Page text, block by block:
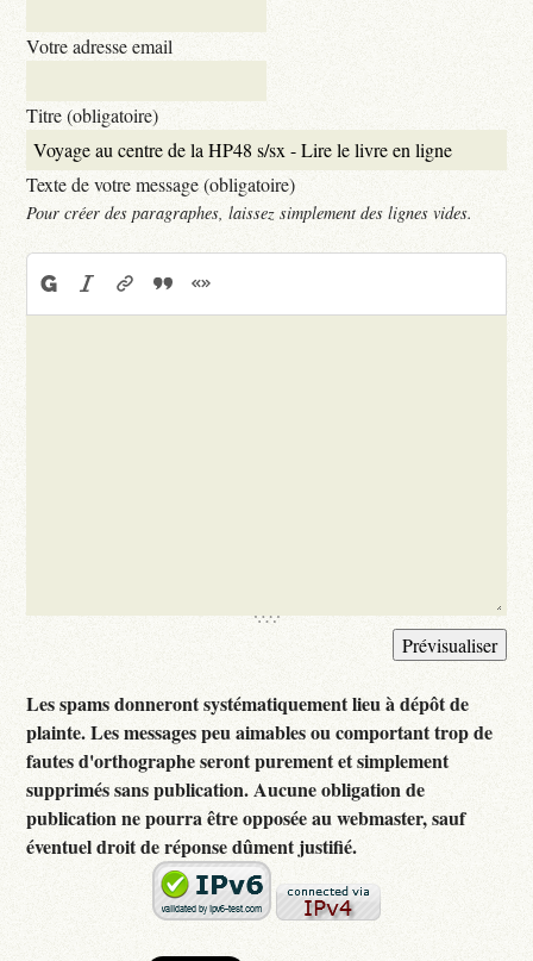
Votre adresse email
Titre (obligatoire)
Texte de votre message (obligatoire)
Pour créer des paragraphes, laissez simplement des lignes vides.
Les spams donneront systématiquement lieu à dépôt de
plainte. Les messages peu aimables ou comportant trop de
fautes d'orthographe seront purement et simplement
supprimés sans publication. Aucune obligation de
publication ne pourra être opposée au webmaster, sauf
éventuel droit de réponse dûment justifié.